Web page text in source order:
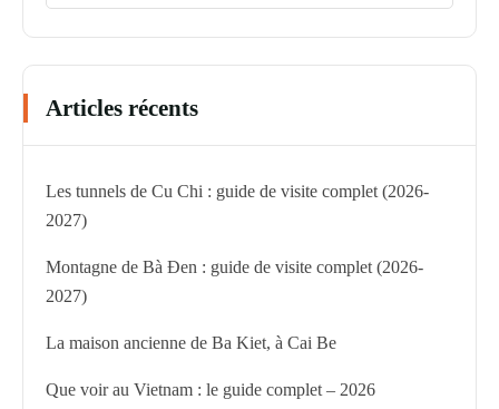
Articles récents
Les tunnels de Cu Chi : guide de visite complet (2026-
2027)
Montagne de Bà Đen : guide de visite complet (2026-
2027)
La maison ancienne de Ba Kiet, à Cai Be
Que voir au Vietnam : le guide complet – 2026